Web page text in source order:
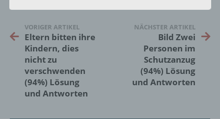
VORIGER ARTIKEL
Eltern bitten ihre
Kindern, dies
nicht zu
verschwenden
(94%) Lösung
und Antworten
NÄCHSTER ARTIKEL
Bild Zwei
Personen im
Schutzanzug
(94%) Lösung
und Antworten
Online-Kennung oder zu einem oder
mehreren besonderen Merkmalen, die
Ausdruck der physischen, physiologischen,
genetischen, psychischen, wirtschaftlichen,
kulturellen oder sozialen Identität dieser
natürlichen Person sind, identifiziert werden
kann.